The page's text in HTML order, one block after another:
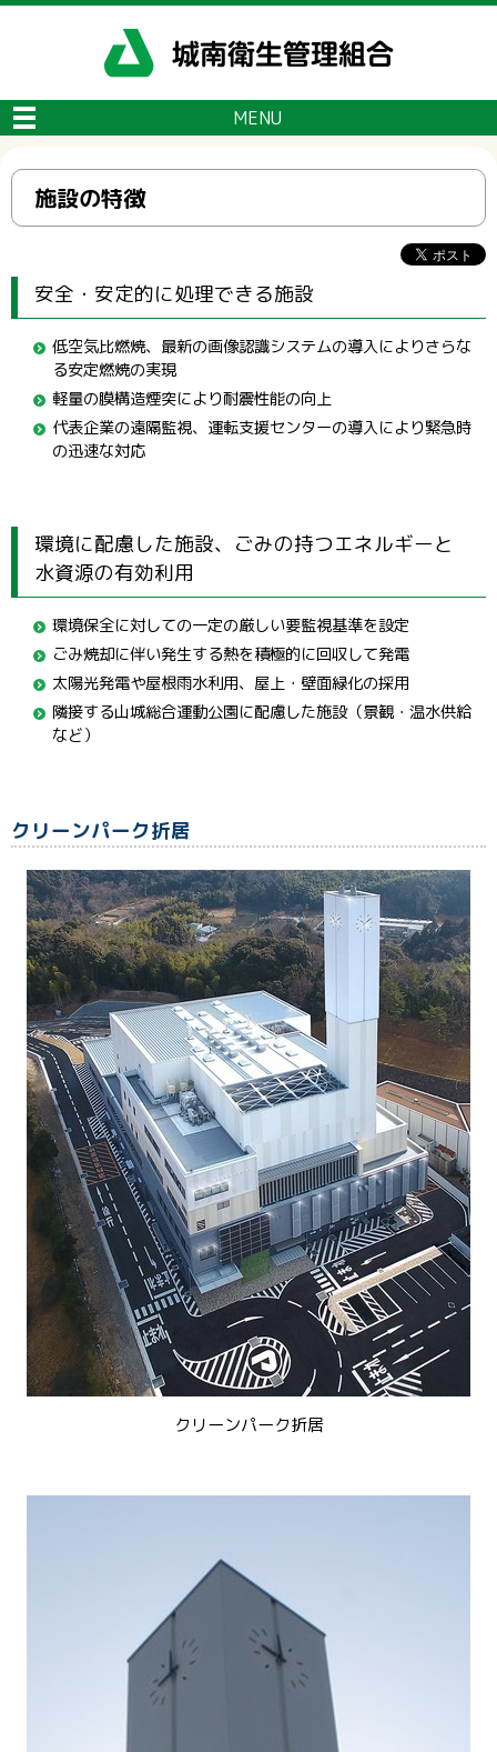
MENU
施設の特徴
安全・安定的に処理できる施設
低空気比燃焼、最新の画像認識システムの導入によりさらな
る安定燃焼の実現
軽量の膜構造煙突により耐震性能の向上
代表企業の遠隔監視、運転支援センターの導入により緊急時
の迅速な対応
環境に配慮した施設、ごみの持つエネルギーと
水資源の有効利用
環境保全に対しての一定の厳しい要監視基準を設定
ごみ焼却に伴い発生する熱を積極的に回収して発電
太陽光発電や屋根雨水利用、屋上・壁面緑化の採用
隣接する山城総合運動公園に配慮した施設（景観・温水供給
など）
クリーンパーク折居
クリーンパーク折居